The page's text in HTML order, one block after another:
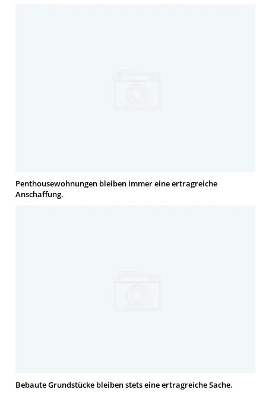
Penthousewohnungen bleiben immer eine ertragreiche
Anschaffung.
Bebaute Grundstücke bleiben stets eine ertragreiche Sache.